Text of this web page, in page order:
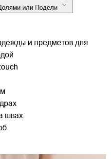
9225 ₽ в Сплит, Долями или Подели
и предметов для
швах